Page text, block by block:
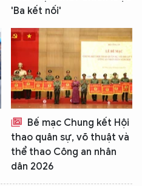
'Ba kết nối'
Bế mạc Chung kết Hội
thao quân sự, võ thuật và
thể thao Công an nhân
dân 2026